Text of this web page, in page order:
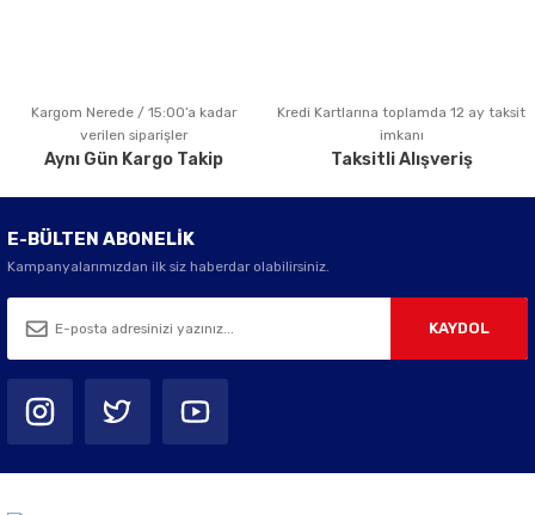
Gönder
Kargom Nerede / 15:00’a kadar
verilen siparişler
Aynı Gün Kargo Takip
Kredi Kartlarına toplamda 12 ay taksit
imkanı
Taksitli Alışveriş
E-BÜLTEN ABONELİK
Kampanyalarımızdan ilk siz haberdar olabilirsiniz.
KAYDOL